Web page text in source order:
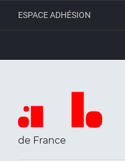
ESPACE ADHÉSION
de France